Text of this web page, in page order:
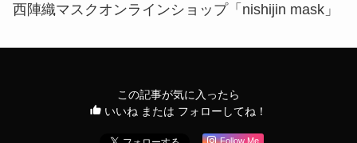
西陣織マスクオンラインショップ「nishijin mask」
この記事が気に入ったら
いいね または フォローしてね！
Follow Me